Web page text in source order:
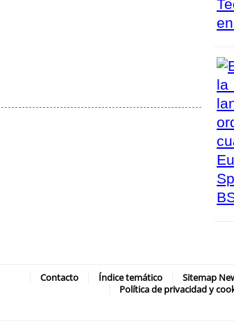
Contacto Índice temático Sitemap
Política de privacidad y